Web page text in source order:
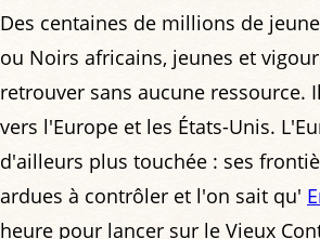
Des centaines de millions de
ou Noirs africains, jeunes et
retrouver sans aucune ressource.
vers l'Europe et les États-Unis.
d'ailleurs plus touchée : ses
ardues à contrôler et l'on sait qu'
heure pour lancer sur le Vieux